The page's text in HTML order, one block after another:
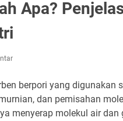
Apa?
berpori yang digunakan
dan pemisahan
menyerap molekul air dan